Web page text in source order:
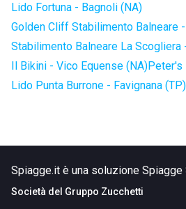
Lido Fortuna - Bagnoli (NA)
Golden Cliff Stabilimento Balneare
Stabilimento Balneare La Scogliera
Il Bikini - Vico Equense (NA)Peter's
Lido Punta Burrone - Favignana (TP)
Spiagge.it è una soluzione Spiagge
Società del Gruppo Zucchetti